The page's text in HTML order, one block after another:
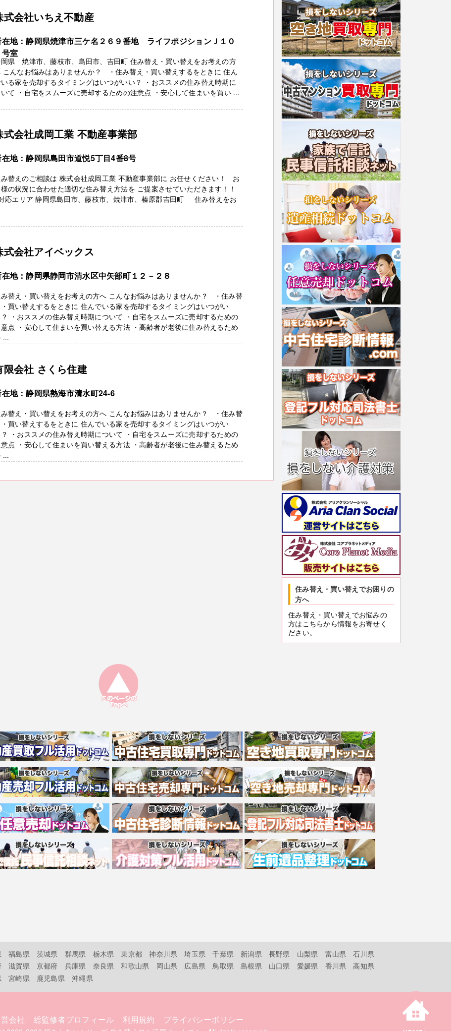
式会社いちえ不動産
在地：静岡県焼津市三ケ名２６９番地 ライフポジションＪ１０
号室
県 焼津市、藤枝市、島田市、吉田町 住み替え・買い替えをお考えの方
こんなお悩みはありませんか？ ・住み替え・買い替えするをときに 住ん
る家を売却するタイミングはいつがいい？ ・おススメの住み替え時期に
て ・自宅をスムーズに売却するための注意点 ・安心して住まいを買い ...
式会社成岡工業 不動産事業部
在地：静岡県島田市道悦5丁目4番8号
替えのご相談は 株式会社成岡工業 不動産事業部に お任せください！ お
の状況に合わせた適切な住み替え方法を ご提案させていただきます！！
応エリア 静岡県島田市、藤枝市、焼津市、榛原郡吉田町 住み替えをお
式会社アイベックス
在地：静岡県静岡市清水区中矢部町１２－２８
替え・買い替えをお考えの方へ こんなお悩みはありませんか？ ・住み替
買い替えするをときに 住んでいる家を売却するタイミングはいつがい
・おススメの住み替え時期について ・自宅をスムーズに売却するための
点 ・安心して住まいを買い替える方法 ・高齢者が老後に住み替えるため
...
限会社 さくら住建
在地：静岡県熱海市清水町24-6
替え・買い替えをお考えの方へ こんなお悩みはありませんか？ ・住み替
買い替えするをときに 住んでいる家を売却するタイミングはいつがい
・おススメの住み替え時期について ・自宅をスムーズに売却するための
点 ・安心して住まいを買い替える方法 ・高齢者が老後に住み替えるため
...
住み替え・買い替えでお困りの
方へ
住み替え・買い替えでお悩みの
方はこちらから情報をお寄せく
ださい。
福島県 茨城県 群馬県 栃木県 東京都 神奈川県 埼玉県 千葉県 新潟県 長野県 山梨県 富山県
石川県
滋賀県 京都府 兵庫県 奈良県 和歌山県 岡山県 広島県 鳥取県 島根県 山口県 愛媛県 香川県
高知県
宮崎県 鹿児島県 沖縄県
会社 総監修者プロフィール 利用規約 プライバシーポリシー